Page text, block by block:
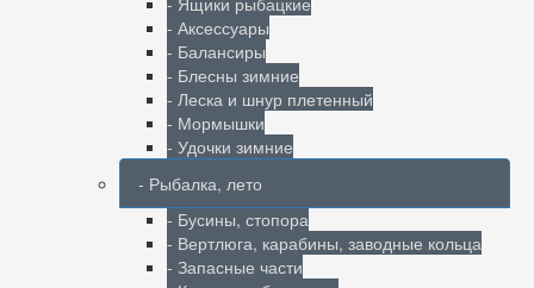
- Аксессуары
- Балансиры
- Блесны зимние
- Леска и шнур плетенный
- Мормышки
- Удочки зимние
- Рыбалка, лето
- Бусины, стопора
- Вертлюга, карабины, заводные кольца
- Запасные части